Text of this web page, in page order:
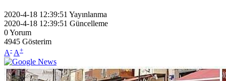
2020-4-18 12:39:51 Yayınlanma
2020-4-18 12:39:51 Güncelleme
0Yorum
4945 Gösterim
A- A+